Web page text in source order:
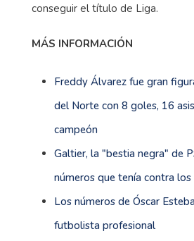
conseguir el título de Liga.
MÁS INFORMACIÓN
Freddy Álvarez fue gran
del Norte con 8 goles, 16
campeón
Galtier, la "bestia negra" de
números que tenía contra los
Los números de Óscar
futbolista profesional